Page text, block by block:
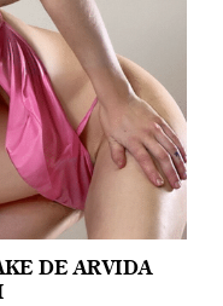
DE ARVIDA